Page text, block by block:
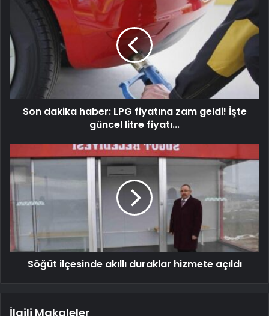
Son dakika haber: LPG fiyatına zam geldi! İşte
güncel litre fiyatı...
Söğüt ilçesinde akıllı duraklar hizmete açıldı
İlgili Makaleler